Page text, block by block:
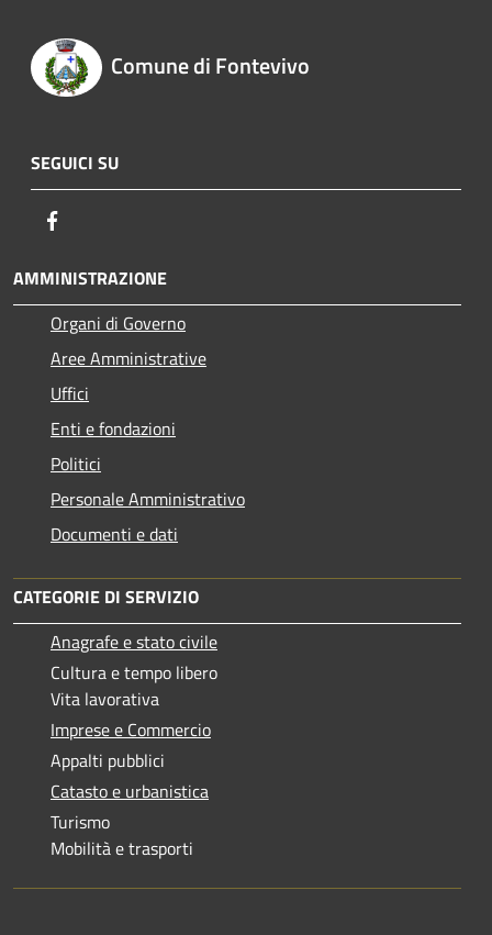
Comune di Fontevivo
SEGUICI SU
AMMINISTRAZIONE
Organi di Governo
Aree Amministrative
Uffici
Enti e fondazioni
Politici
Personale Amministrativo
Documenti e dati
CATEGORIE DI SERVIZIO
Anagrafe e stato civile
Cultura e tempo libero
Vita lavorativa
Imprese e Commercio
Appalti pubblici
Catasto e urbanistica
Turismo
Mobilità e trasporti